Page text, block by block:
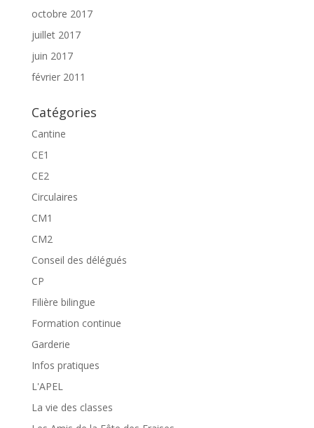
octobre 2017
juillet 2017
juin 2017
février 2011
Catégories
Cantine
CE1
CE2
Circulaires
CM1
CM2
Conseil des délégués
CP
Filière bilingue
Formation continue
Garderie
Infos pratiques
L'APEL
La vie des classes